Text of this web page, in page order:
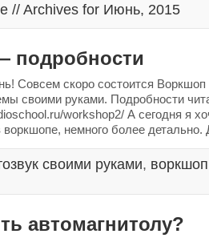
// Archives for Июнь, 2015
подробности
Совсем скоро состоится Воркшоп
своими руками. Подробности
workshop2/ А сегодня я
воркшопе, немного более
своими руками, воркшоп
автомагнитолу?